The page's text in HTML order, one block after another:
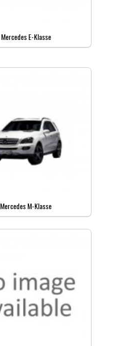
Mercedes E-Klasse
Mercedes M-Klasse